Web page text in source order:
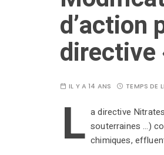
d’action
directive
IL Y A 14 ANS TEMPS DE
L a directive
souterraines ...)
chimiques,